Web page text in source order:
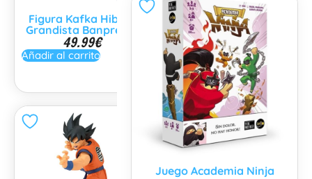
Figura Kafka Hibino
Grandista Banpresto
49.99€
Añadir al carrito
Figura CharaLatte Art
Case Animals Surtido
8.50€
Añadir al carrito
Juego Academia Ninja